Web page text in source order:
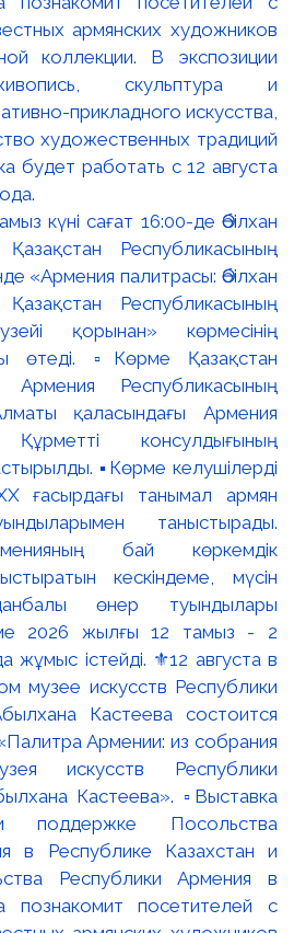
күні сағат 16:00-де Әбілхан
Республикасының
«Армения палитрасы: Әбілхан
Республикасының
қорынан» көрмесінің
өтеді. ▫️Көрме Қазақстан
Армения Республикасының
қаласындағы Армения
Құрметті консулдығының
▪️Көрме келушілерді
ғасырдағы танымал армян
таныстырады.
бай көркемдік
кескіндеме, мүсін
өнер туындылары
2026 жылғы 12 тамыз - 2
жұмыс істейді. ⚜️12 августа в
музее искусств Республики
Кастеева состоится
Армении: из собрания
искусств Республики
Кастеева». ▫️Выставка
поддержке Посольства
в Республике Казахстан и
Республики Армения в
познакомит посетителей с